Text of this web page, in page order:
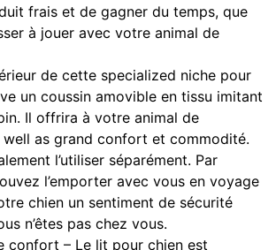
frais et de gagner du temps, que
à jouer avec votre animal de
de cette specialized niche pour
un coussin amovible en tissu imitant
Il offrira à votre animal de
well as grand confort et commodité.
l’utiliser séparément. Par
l’emporter avec vous en voyage
chien un sentiment de sécurité
n’êtes pas chez vous.
confort – Le lit pour chien est